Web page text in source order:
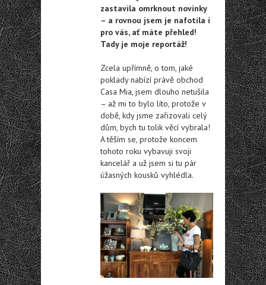
zastavila omrknout novinky
– a rovnou jsem je nafotila i
pro vás, ať máte přehled!
Tady je moje reportáž!
Zcela upřímně, o tom, jaké
poklady nabízí právě obchod
Casa Mia, jsem dlouho netušila
– až mi to bylo líto, protože v
době, kdy jsme zařizovali celý
dům, bych tu tolik věcí vybrala!
A těším se, protože koncem
tohoto roku vybavuji svoji
kancelář a už jsem si tu pár
úžasných kousků vyhlédla.